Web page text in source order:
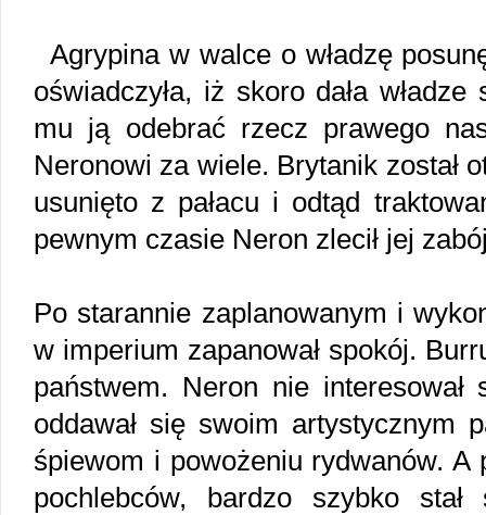
Agrypina w walce o władzę
oświadczyła, iż skoro dała
mu ją odebrać rzecz prawego
Neronowi za wiele. Brytanik został
usunięto z pałacu i odtąd
pewnym czasie Neron zlecił jej
Po starannie zaplanowanym i
w imperium zapanował spokój.
państwem. Neron nie
oddawał się swoim artystycznym
śpiewom i powożeniu rydwanów. A
pochlebców, bardzo szybko